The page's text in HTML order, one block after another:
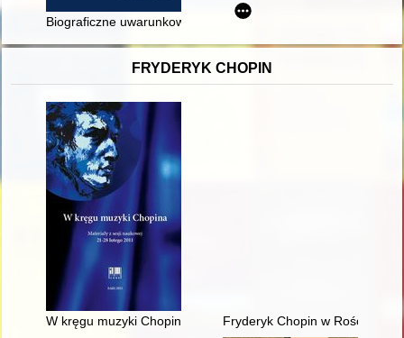
Biograficzne uwarunkowania działalności naukowo-
FRYDERYK CHOPIN
W kręgu muzyki Chopina. Materiały z sesji naukowej 21-28
Fryderyk Chopin w Rościszewie